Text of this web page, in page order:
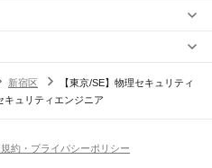
新宿区
【東京/SE】物理セキュリティ
キュリティエンジニア
約・プライバシーポリシー